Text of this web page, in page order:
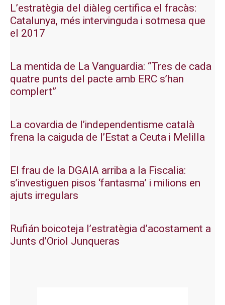
L’estratègia del diàleg certifica el fracàs:
Catalunya, més intervinguda i sotmesa que
el 2017
La mentida de La Vanguardia: “Tres de cada
quatre punts del pacte amb ERC s’han
complert”
La covardia de l’independentisme català
frena la caiguda de l’Estat a Ceuta i Melilla
El frau de la DGAIA arriba a la Fiscalia:
s’investiguen pisos ‘fantasma’ i milions en
ajuts irregulars
Rufián boicoteja l’estratègia d’acostament a
Junts d’Oriol Junqueras